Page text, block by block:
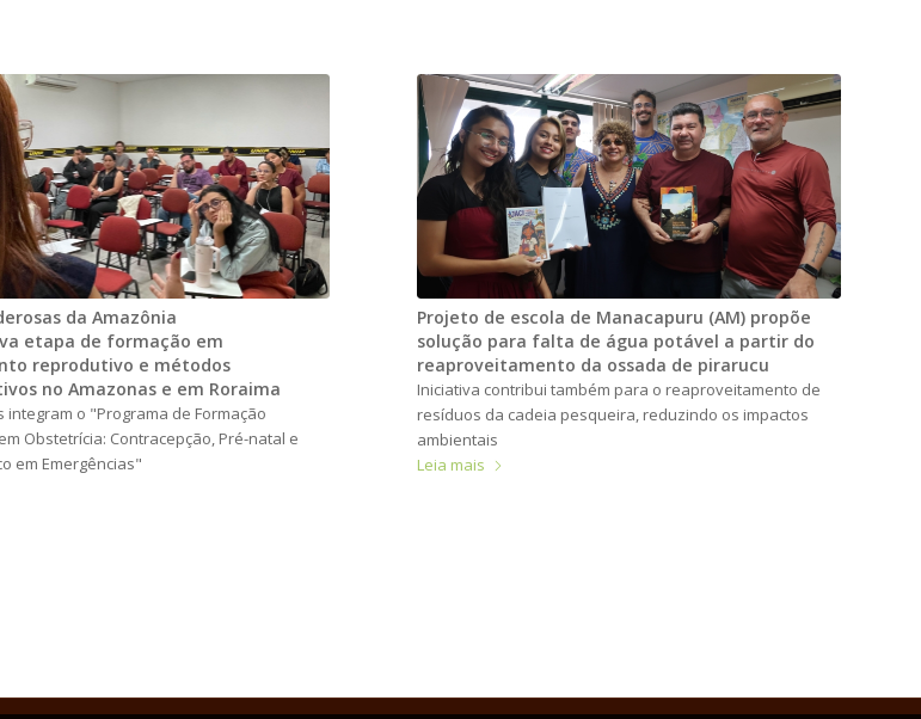
da Amazônia
etapa de formação em
reprodutivo e métodos
no Amazonas e em Roraima
integram o "Programa de Formação
Obstetrícia: Contracepção, Pré-natal e
em Emergências"
Projeto de escola de Manacapuru (AM) propõe
solução para falta de água potável a partir do
reaproveitamento da ossada de pirarucu
Iniciativa contribui também para o reaproveitamento de
resíduos da cadeia pesqueira, reduzindo os impactos
ambientais
Leia mais